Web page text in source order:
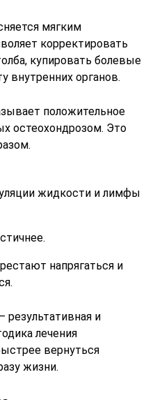
мягким
корректировать
купировать болевые
внутренних органов.
положительное
остеохондрозом. Это
жидкости и лимфы
напрягаться и
результативная и
лечения
вернуться
жизни.